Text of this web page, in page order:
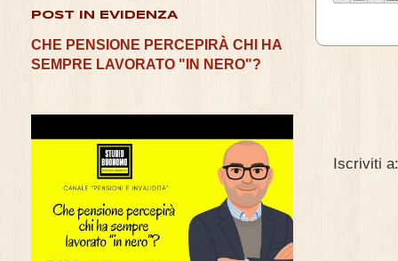
Iscriviti
POST IN EVIDENZA
CHE PENSIONE PERCEPIRÀ CHI HA
SEMPRE LAVORATO "IN NERO"?